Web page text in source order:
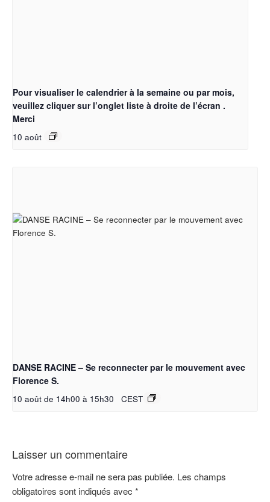
Pour visualiser le calendrier à la semaine ou par mois,
veuillez cliquer sur l’onglet liste à droite de l’écran .
Merci
10 août
DANSE RACINE – Se reconnecter par le mouvement avec
Florence S.
10 août de 14h00 à 15h30 CEST
Laisser un commentaire
Votre adresse e-mail ne sera pas publiée. Les champs
obligatoires sont indiqués avec *